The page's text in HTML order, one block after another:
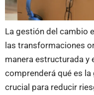
La gestión del cambio
las transformaciones
manera estructurada y
comprenderá qué es
crucial para reducir